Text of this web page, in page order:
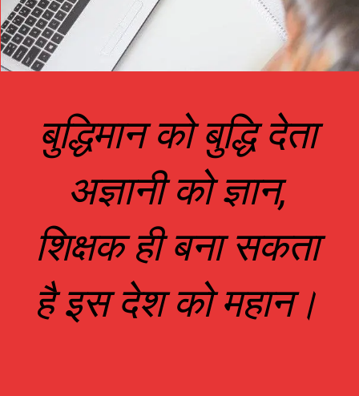
बुद्धिमान को बुद्धि देता
अज्ञानी को ज्ञान,
शिक्षक ही बना सकता
है इस देश को महान।